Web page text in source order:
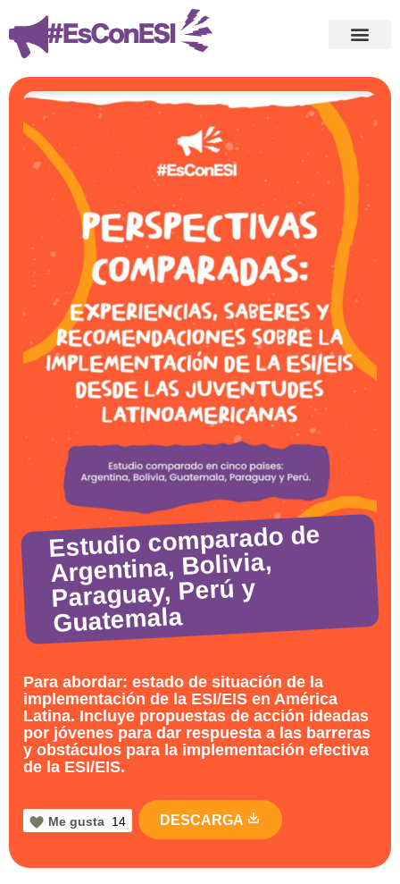
Estudio comparado de
Argentina, Bolivia,
Paraguay, Perú y
Guatemala
Para abordar: estado de situación de la
implementación de la ESI/EIS en América
Latina. Incluye propuestas de acción ideadas
por jóvenes para dar respuesta a las barreras
y obstáculos para la implementación efectiva
de la ESI/EIS.
Me gusta 14 DESCARGA